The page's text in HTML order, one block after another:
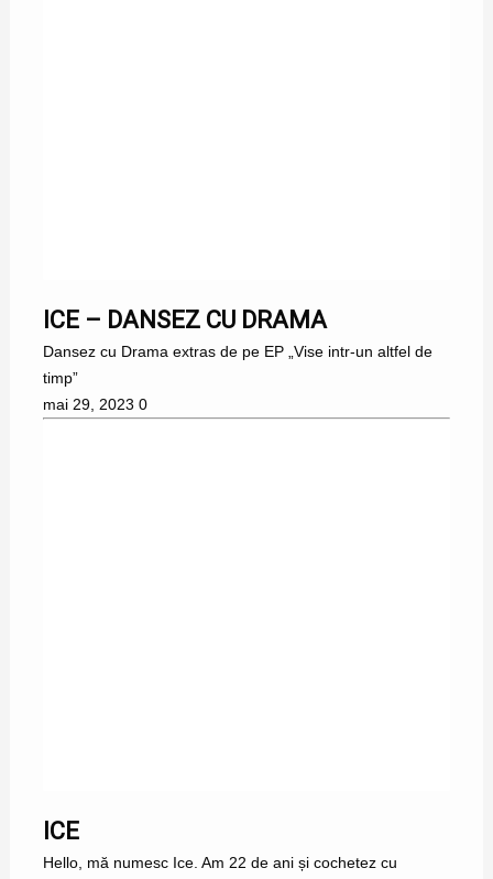
ICE – DANSEZ CU DRAMA
Dansez cu Drama extras de pe EP „Vise intr-un altfel de
timp”
mai 29, 2023 0
ICE
Hello, mă numesc Ice. Am 22 de ani și cochetez cu